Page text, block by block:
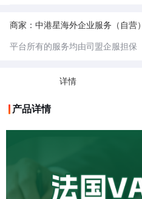
商家：中港星海外企业服务（自营）
平台所有的服务均由司盟企服担保
详情
产品详情